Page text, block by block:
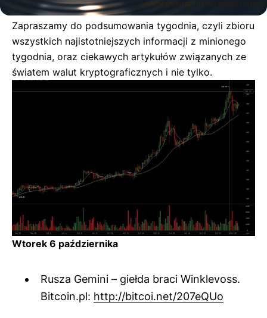
Zapraszamy do podsumowania tygodnia, czyli zbioru
wszystkich najistotniejszych informacji z minionego
tygodnia, oraz ciekawych artykułów związanych ze
światem walut kryptograficznych i nie tylko.
Wtorek 6 października
Rusza Gemini – giełda braci Winklevoss.
Bitcoin.pl: http://bitcoi.net/207eQUo